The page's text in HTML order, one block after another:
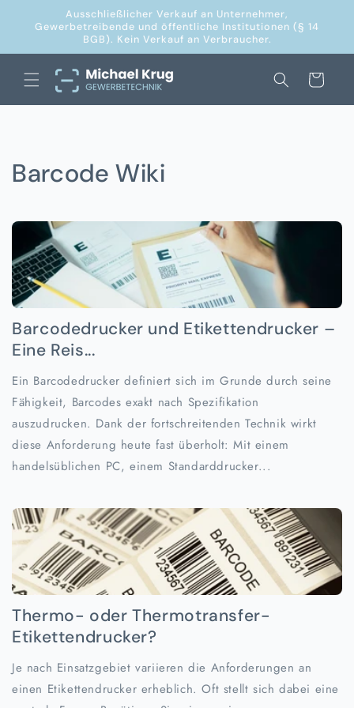
Inhalt
Ausschließlicher Verkauf an Unternehmer,
Gewerbetreibende und öffentliche Institutionen (§ 14
BGB). Kein Verkauf an Verbraucher.
Warenkorb
Barcode Wiki
Barcodedrucker und Etikettendrucker –
Eine Reis...
Ein Barcodedrucker definiert sich im Grunde durch seine
Fähigkeit, Barcodes exakt nach Spezifikation
auszudrucken. Dank der fortschreitenden Technik wirkt
diese Anforderung heute fast überholt: Mit einem
handelsüblichen PC, einem Standarddrucker...
Thermo- oder Thermotransfer-
Etikettendrucker?
Je nach Einsatzgebiet variieren die Anforderungen an
einen Etikettendrucker erheblich. Oft stellt sich dabei eine